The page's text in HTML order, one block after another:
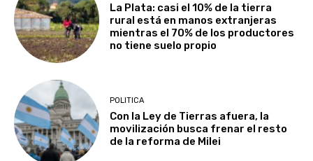
La Plata: casi el 10% de la tierra
rural está en manos extranjeras
mientras el 70% de los productores
no tiene suelo propio
POLITICA
Con la Ley de Tierras afuera, la
movilización busca frenar el resto
de la reforma de Milei